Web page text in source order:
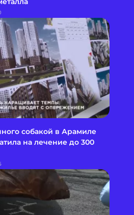
собакой в Арамиле
на лечение до 300